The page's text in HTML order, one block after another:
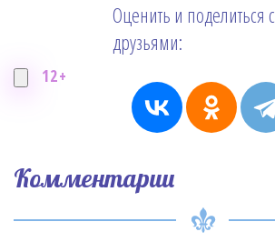
12+
Оценить и поделиться с
друзьями:
Комментарии